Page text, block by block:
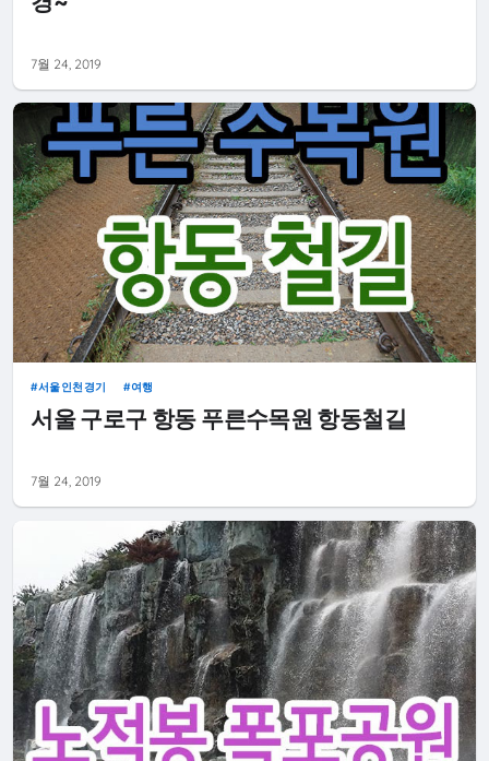
7월 24, 2019
서울인천경기 여행
서울 구로구 항동 푸른수목원 항동철길
7월 24, 2019